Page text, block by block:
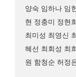
양숙 임하나 임
현 정충미 정현
최미성 최영신
혜선 최회성 최
원 함청순 허정